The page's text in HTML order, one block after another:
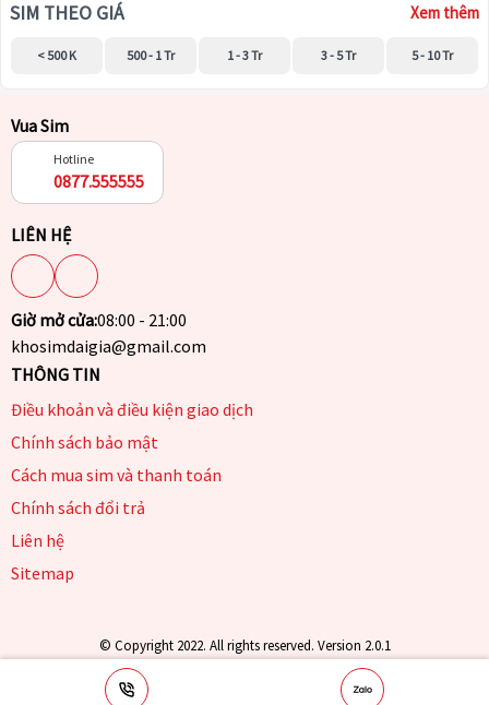
SIM THEO GIÁ Xem thêm
< 500 K 500 - 1 Tr 1 - 3 Tr 3 - 5 Tr 5 - 10 Tr
Vua Sim
Hotline
0877.555555
LIÊN HỆ
Giờ mở cửa:08:00 - 21:00
khosimdaigia@gmail.com
THÔNG TIN
Điều khoản và điều kiện giao dịch
Chính sách bảo mật
Cách mua sim và thanh toán
Chính sách đổi trả
Liên hệ
Sitemap
© Copyright 2022. All rights reserved. Version 2.0.1